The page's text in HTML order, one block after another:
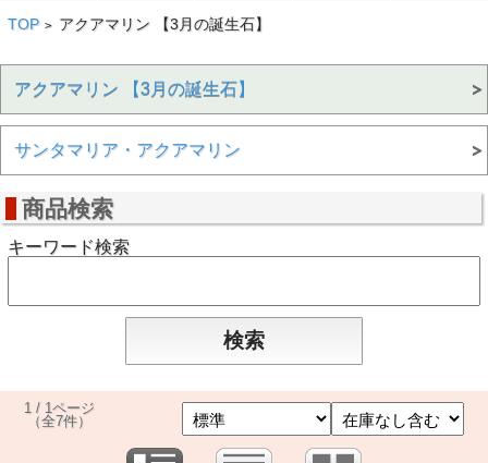
TOP > アクアマリン 【3月の誕生石】
アクアマリン 【3月の誕生石】
サンタマリア・アクアマリン
商品検索
キーワード検索
1 / 1ページ
（全7件）